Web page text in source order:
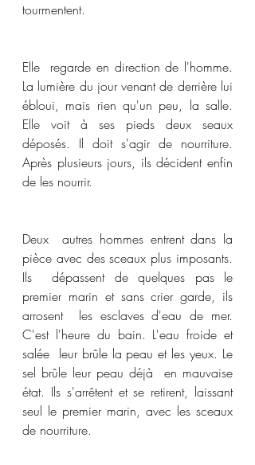
tourmentent.
Elle  regarde en direction de l'homme.
La lumière du jour venant de derrière lui
ébloui, mais rien qu'un peu, la salle.
Elle voit à ses pieds deux seaux
déposés. Il doit s'agir de nourriture.
Après plusieurs jours, ils décident enfin
de les nourrir.
Deux  autres hommes entrent dans la
pièce avec des sceaux plus imposants.
Ils  dépassent de quelques pas le
premier marin et sans crier garde, ils
arrosent  les esclaves d'eau de mer.
C'est l'heure du bain. L'eau froide et
salée  leur brûle la peau et les yeux. Le
sel brûle leur peau déjà  en mauvaise
état. Ils s'arrêtent et se retirent, laissant
seul le premier marin, avec les sceaux
de nourriture.